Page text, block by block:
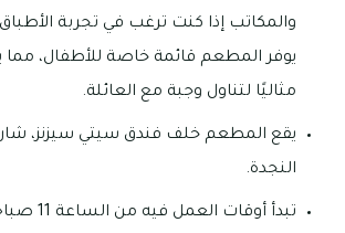
والمكاتب إذا كنت ترغب في تجربة
يوفر المطعم قائمة خاصة للأطفال، مما
مثاليًا لتناول وجبة مع العائلة.
يقع المطعم خلف فندق سيتي سيزنز،
النجدة.